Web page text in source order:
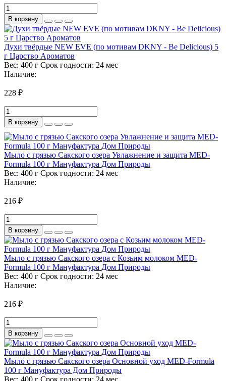
В корзину
Духи твёрдые NEW EVE (по мотивам DKNY - Be Delicious) 5
г Царство Ароматов
Вес: 400 г Срок годности: 24 мес
Наличие:
228 ₽
В корзину
Мыло с грязью Сакского озера Увлажнение и защита MED-
Formula 100 г Мануфактура Дом Природы
Вес: 400 г Срок годности: 24 мес
Наличие:
216 ₽
В корзину
Мыло с грязью Сакского озера с Козьим молоком MED-
Formula 100 г Мануфактура Дом Природы
Вес: 400 г Срок годности: 24 мес
Наличие:
216 ₽
В корзину
Мыло с грязью Сакского озера Основной уход MED-Formula
100 г Мануфактура Дом Природы
Вес: 400 г Срок годности: 24 мес